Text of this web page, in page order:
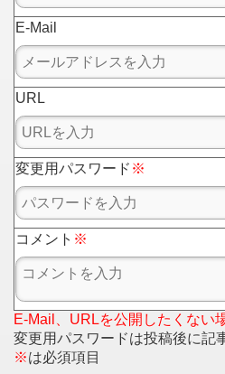
E-Mail
URL
変更用パスワード ※
コメント ※
E-Mail、URLを公開したくない
変更用パスワードは投稿後に記
※は必須項目